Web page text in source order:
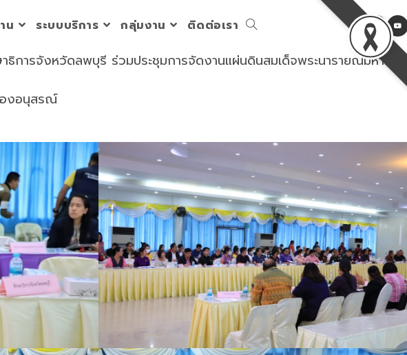
น ระบบบริการ กลุ่มงาน ติดต่อเรา Toggle
ารจังหวัดลพบุรี ร่วมประชุมการจัดงานแผ่นดินสมเด็จพระนารายณ์มหาราช
องอนุสรณ์